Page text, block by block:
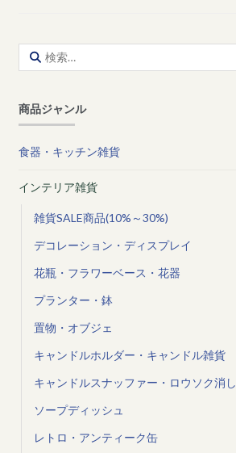
索:
商品ジャンル
食器・キッチン雑貨
インテリア雑貨
雑貨SALE商品(10%～30%)
デコレーション・ディスプレイ
花瓶・フラワーベース・花器
プランター・鉢
置物・オブジェ
キャンドルホルダー・キャンドル雑貨
キャンドルスナッファー・ロウソク消し
ソープディッシュ
レトロ・アンティーク缶